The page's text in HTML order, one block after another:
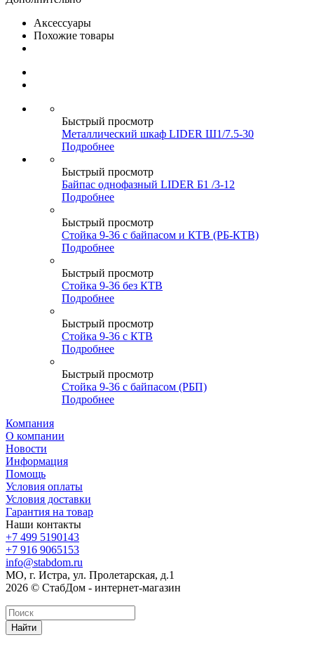
Аксессуары
Похожие товары
Быстрый просмотр
Металлический шкаф LIDER Ш1/7.5-30
Подробнее
Быстрый просмотр
Байпас однофазный LIDER Б1 /3-12
Подробнее
Быстрый просмотр
Стойка 9-36 с байпасом и КТВ (РБ-КТВ)
Подробнее
Быстрый просмотр
Стойка 9-36 без КТВ
Подробнее
Быстрый просмотр
Стойка 9-36 с КТВ
Подробнее
Быстрый просмотр
Стойка 9-36 с байпасом (РБП)
Подробнее
Компания
О компании
Новости
Информация
Помощь
Условия оплаты
Условия доставки
Гарантия на товар
Наши контакты
+7 499 5190143
+7 916 9065153
info@stabdom.ru
МО, г. Истра, ул. Пролетарская, д.1
2026 © СтабДом - интернет-магазин
Найти